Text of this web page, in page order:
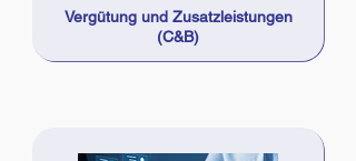
Vergütung und Zusatzleistungen
(C&B)